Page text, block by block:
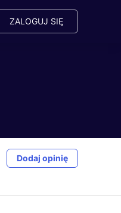
ZALOGUJ SIĘ
Dodaj opinię